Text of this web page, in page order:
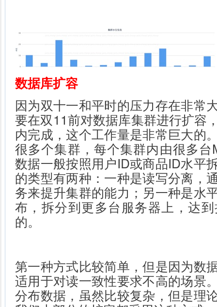
数据库扩容
因为双十一和平时的压力存在非常
要在双11前对数据库集群进行扩容
内完成，这个工作量是非常巨大的
很多个集群，每个集群内由很多
数据一般按照用户ID或商品ID水平
的类型有两种：一种是读写分离，
务来提升集群的能力；另一种是水
布，拆分到更多台服务器上，达
的。
第一种方式比较简单，但是因为数
适用于对读一致性要求不高的场景
分布数据，虽然比较复杂，但是理